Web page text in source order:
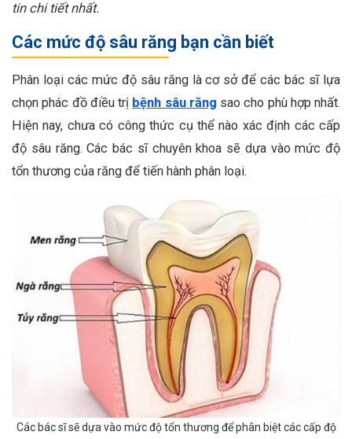
tin chi tiết nhất.
Các mức độ sâu răng bạn cần biết
Phân loại các mức độ sâu răng là cơ sở để các bác sĩ lựa
chọn phác đồ điều trị bệnh sâu răng sao cho phù hợp nhất.
Hiện nay, chưa có công thức cụ thể nào xác định các cấp
độ sâu răng. Các bác sĩ chuyên khoa sẽ dựa vào mức độ
tổn thương của răng để tiến hành phân loại.
Các bác sĩ sẽ dựa vào mức độ tổn thương để phân biệt các cấp độ